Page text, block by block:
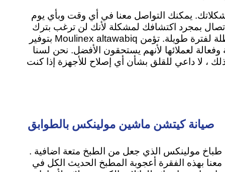
يمكنك التواصل معنا في أي وقت وبأي يوم
بمجرد اكتشافك لمشكلة لأنك لن ترغب بترك
الميكروويف او الغسالة معطلة لفترة طويلة. تؤمن Moulinex altawabiq بتوفير
لعملائها لأنهم يستحقون الأفضل. نحن لسنا
، لا داعي للقلق بشأن أي إصلاح للأجهزة إذا كنت
صيانة كيتشن ماشين مولينكس بالطوابق
طباخ مولينكس الذي جعل من الطبخ متعة اضافية .
معنا بهذه الفقرة أعجوبة المطبخ الحديث الكل في